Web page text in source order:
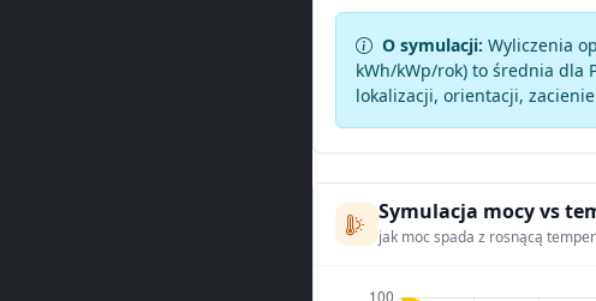
O symulacji: Wyliczenia
kWh/kWp/rok) to średnia dla
lokalizacji, orientacji,
Symulacja mocy vs
jak moc spada z rosnącą